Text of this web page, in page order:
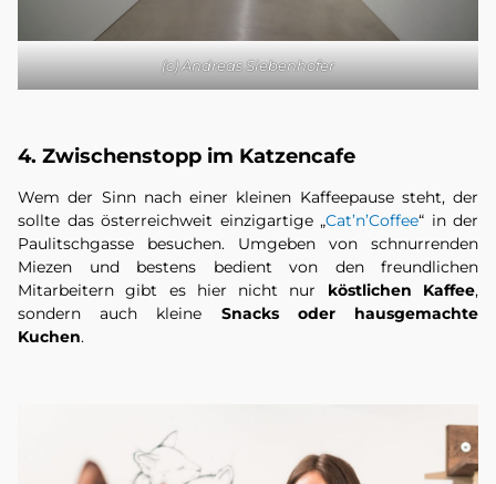
(c) Andreas Siebenhofer
4. Zwischenstopp im Katzencafe
Wem der Sinn nach einer kleinen Kaffeepause steht, der
sollte das österreichweit einzigartige „Cat’n’Coffee“ in der
Paulitschgasse besuchen. Umgeben von schnurrenden
Miezen und bestens bedient von den freundlichen
Mitarbeitern gibt es hier nicht nur köstlichen Kaffee,
sondern auch kleine Snacks oder hausgemachte
Kuchen.